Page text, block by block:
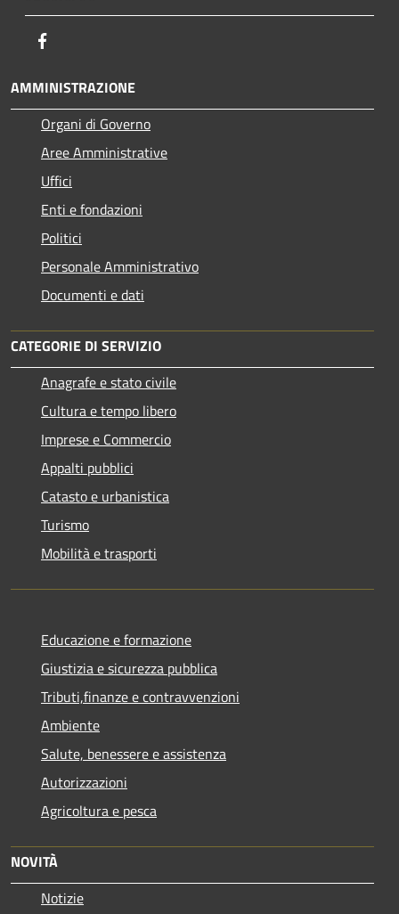
AMMINISTRAZIONE
Organi di Governo
Aree Amministrative
Uffici
Enti e fondazioni
Politici
Personale Amministrativo
Documenti e dati
CATEGORIE DI SERVIZIO
Anagrafe e stato civile
Cultura e tempo libero
Imprese e Commercio
Appalti pubblici
Catasto e urbanistica
Turismo
Mobilità e trasporti
Educazione e formazione
Giustizia e sicurezza pubblica
Tributi,finanze e contravvenzioni
Ambiente
Salute, benessere e assistenza
Autorizzazioni
Agricoltura e pesca
NOVITÀ
Notizie